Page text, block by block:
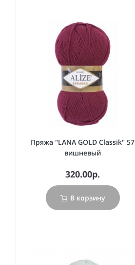
Пряжа "LANA GOLD Classik" 57
вишневый
320.00р.
В корзину